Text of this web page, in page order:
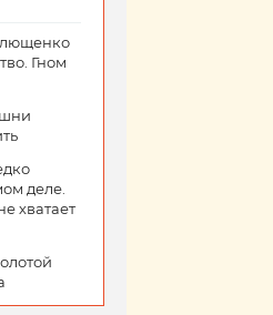
Гном
деле.
хватает